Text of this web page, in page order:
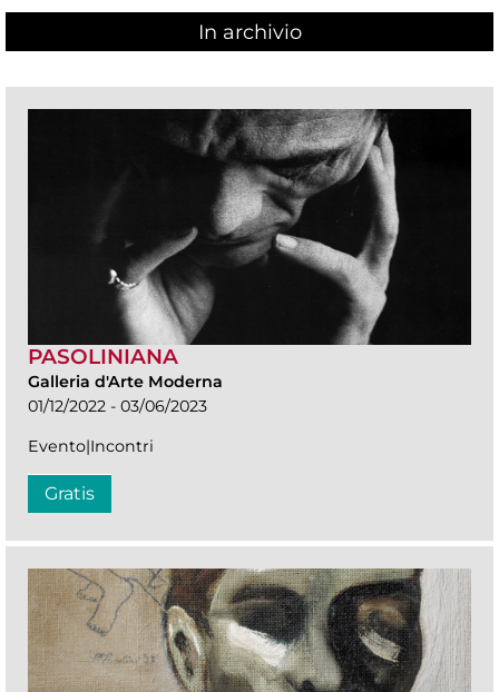
In archivio
PASOLINIANA
Galleria d'Arte Moderna
01/12/2022 - 03/06/2023
Evento|Incontri
Gratis